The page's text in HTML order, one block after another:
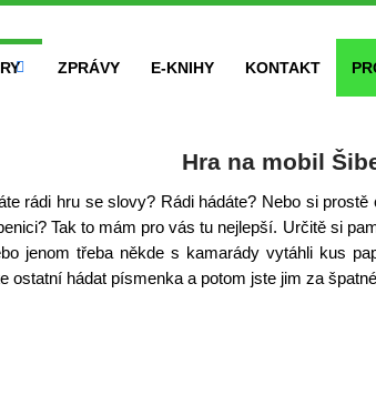
ZPRÁVY E-KNIHY KONTAKT
Hra na mobil
rádi hru se slovy? Rádi hádáte? Nebo si
Tak to mám pro vás tu nejlepší. Určitě si
jenom třeba někde s kamarády vytáhli kus
ostatní hádat písmenka a potom jste jim za